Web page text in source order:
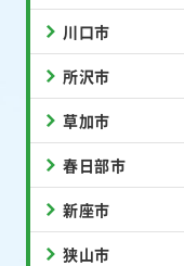
川口市
所沢市
草加市
春日部市
新座市
狭山市